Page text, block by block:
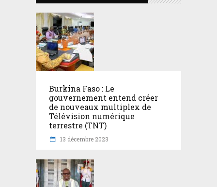
Burkina Faso : Le
gouvernement entend créer
de nouveaux multiplex de
Télévision numérique
terrestre (TNT)
13 décembre 2023